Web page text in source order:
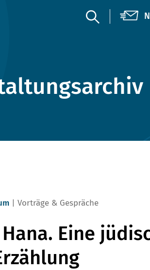
Vorträge & Gespräche
Hana. Eine